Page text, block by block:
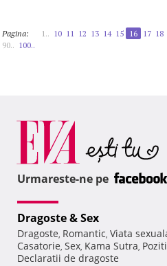
Pagina: 1.. 10 11 12 13 14 15 16 17 18
90.. 100..
Urmareste-ne pe
Dragoste & Sex
Dragoste, Romantic, Viata
Casatorie, Sex, Kama Sutra,
Declaratii de dragoste